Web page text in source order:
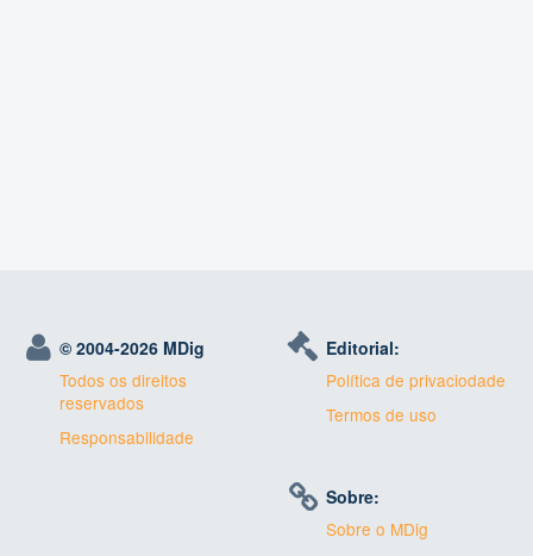
© 2004-2026 MDig
Todos os direitos
reservados
Responsabilidade
Editorial:
Política de privaciodade
Termos de uso
Sobre:
Sobre o MDig